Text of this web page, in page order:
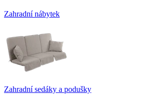
Zahradní nábytek
Zahradní sedáky a podušky